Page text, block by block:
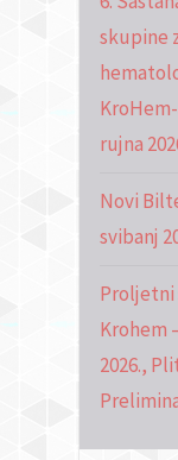
skupine
rujna
Novi
svibanj
Proljetni
Krohem
2026.,